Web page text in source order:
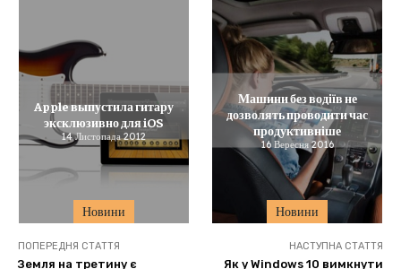
Новини
Apple выпустила гитару
эксклюзивно для iOS
14 Листопада 2012
Новини
Машини без водіїв не
дозволять проводити час
продуктивніше
16 Вересня 2016
ПОПЕРЕДНЯ СТАТТЯ
Земля на третину є
НАСТУПНА СТАТТЯ
Як у Windows 10 вимкнути